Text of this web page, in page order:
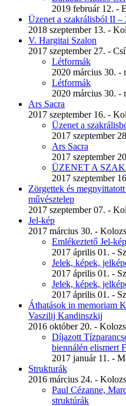
2019 február 12. -
Üzenet a szakrálisból II –
2018 szeptember 13. -
V. Hargitai Szalon
2017 szeptember 27. -
Létformák
2020 március 30. -
Létformák
2020 március 30. -
Ars Sacra
2017 szeptember 16. -
Üzenet a
2017 szeptember
Ars Sacra
2017 szeptember
ÜZENET A
2017 szeptember
Zörgettek és
művésztelep
2017 szeptember 07. -
Jel-kép
2017 március 30. -
Emlékeztető Jel-kép
2017 április 01. -
Jelek, képek,
2017 április 01. -
Jelek, képek,
2017 április 01. -
Áthatások in memoriam
Vaszilij Kandinszkij
2016 október 20. -
Díjazott
biennálén elismert
2017 január 11. -
Strukturák
2016 március 24. -
Paul Cézanne,
struktúrák